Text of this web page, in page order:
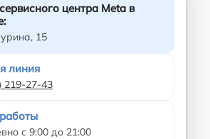
центра Meta в
15
линия
219-27-43
с 9:00 до 21:00